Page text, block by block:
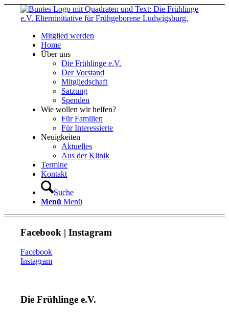
Mitglied werden
Home
Über uns
Die Frühlinge e.V.
Der Vorstand
Mitgliedschaft
Satzung
Spenden
Wie wollen wir helfen?
Für Familien
Für Interessierte
Neuigkeiten
Aktuelles
Aus der Klinik
Termine
Kontakt
Suche
Menü Menü
Facebook | Instagram
Facebook
Instagram
Die Frühlinge e.V.